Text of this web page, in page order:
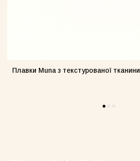
Плавки Muna з текстурованої тканини